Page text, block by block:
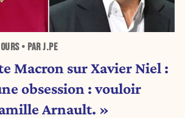
• PAR J.PE
Macron sur Xavier Niel :
obsession : vouloir
Arnault. »